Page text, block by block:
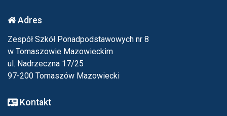
Adres
Zespół Szkół Ponadpodstawowych nr 8
w Tomaszowie Mazowieckim
ul. Nadrzeczna 17/25
97-200 Tomaszów Mazowiecki
Kontakt